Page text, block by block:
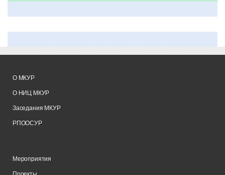
О МКУР
О НИЦ МКУР
Заседания МКУР
РПООСУР
Мероприятия